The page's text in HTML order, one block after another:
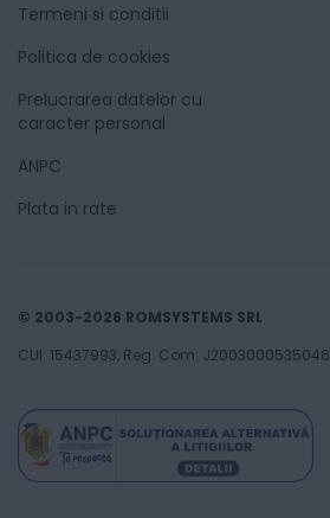
34 Lei
Termeni si conditii
Politica de cookies
Prelucrarea datelor cu
caracter personal
ANPC
Plata in rate
© 2003-2026 ROMSYSTEMS SRL
CUI: 15437993, Reg. Com. J2003000535046